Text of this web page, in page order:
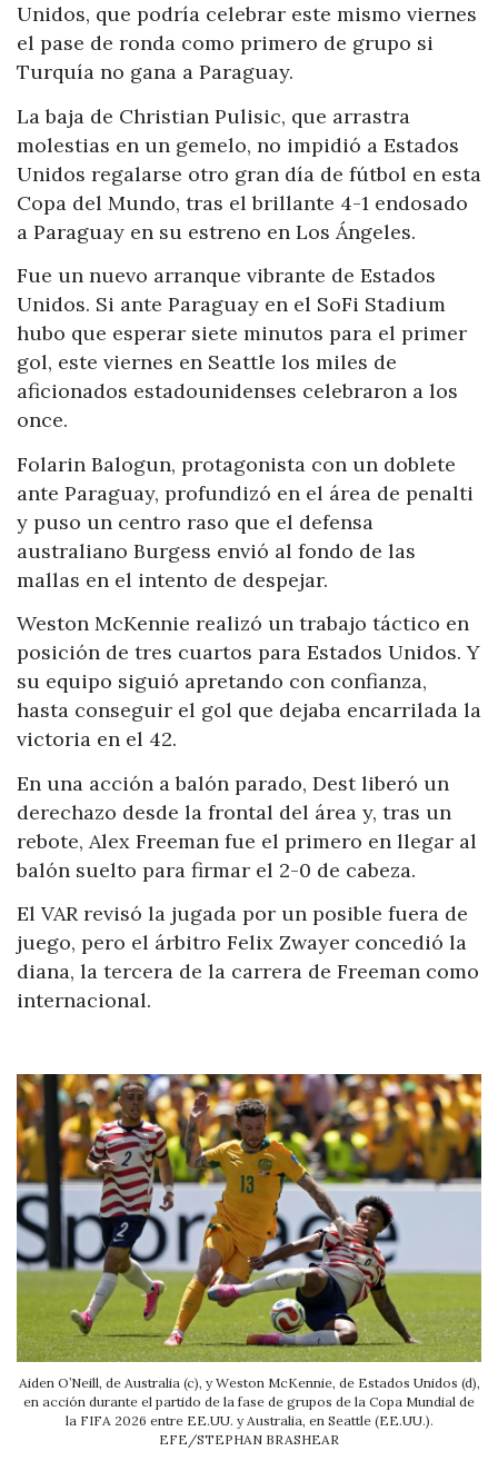
Unidos, que podría celebrar este mismo viernes
el pase de ronda como primero de grupo si
Turquía no gana a Paraguay.
La baja de Christian Pulisic, que arrastra
molestias en un gemelo, no impidió a Estados
Unidos regalarse otro gran día de fútbol en esta
Copa del Mundo, tras el brillante 4-1 endosado
a Paraguay en su estreno en Los Ángeles.
Fue un nuevo arranque vibrante de Estados
Unidos. Si ante Paraguay en el SoFi Stadium
hubo que esperar siete minutos para el primer
gol, este viernes en Seattle los miles de
aficionados estadounidenses celebraron a los
once.
Folarin Balogun, protagonista con un doblete
ante Paraguay, profundizó en el área de penalti
y puso un centro raso que el defensa
australiano Burgess envió al fondo de las
mallas en el intento de despejar.
Weston McKennie realizó un trabajo táctico en
posición de tres cuartos para Estados Unidos. Y
su equipo siguió apretando con confianza,
hasta conseguir el gol que dejaba encarrilada la
victoria en el 42.
En una acción a balón parado, Dest liberó un
derechazo desde la frontal del área y, tras un
rebote, Alex Freeman fue el primero en llegar al
balón suelto para firmar el 2-0 de cabeza.
El VAR revisó la jugada por un posible fuera de
juego, pero el árbitro Felix Zwayer concedió la
diana, la tercera de la carrera de Freeman como
internacional.
Aiden O’Neill, de Australia (c), y Weston McKennie, de Estados Unidos (d),
en acción durante el partido de la fase de grupos de la Copa Mundial de
la FIFA 2026 entre EE.UU. y Australia, en Seattle (EE.UU.).
EFE/STEPHAN BRASHEAR